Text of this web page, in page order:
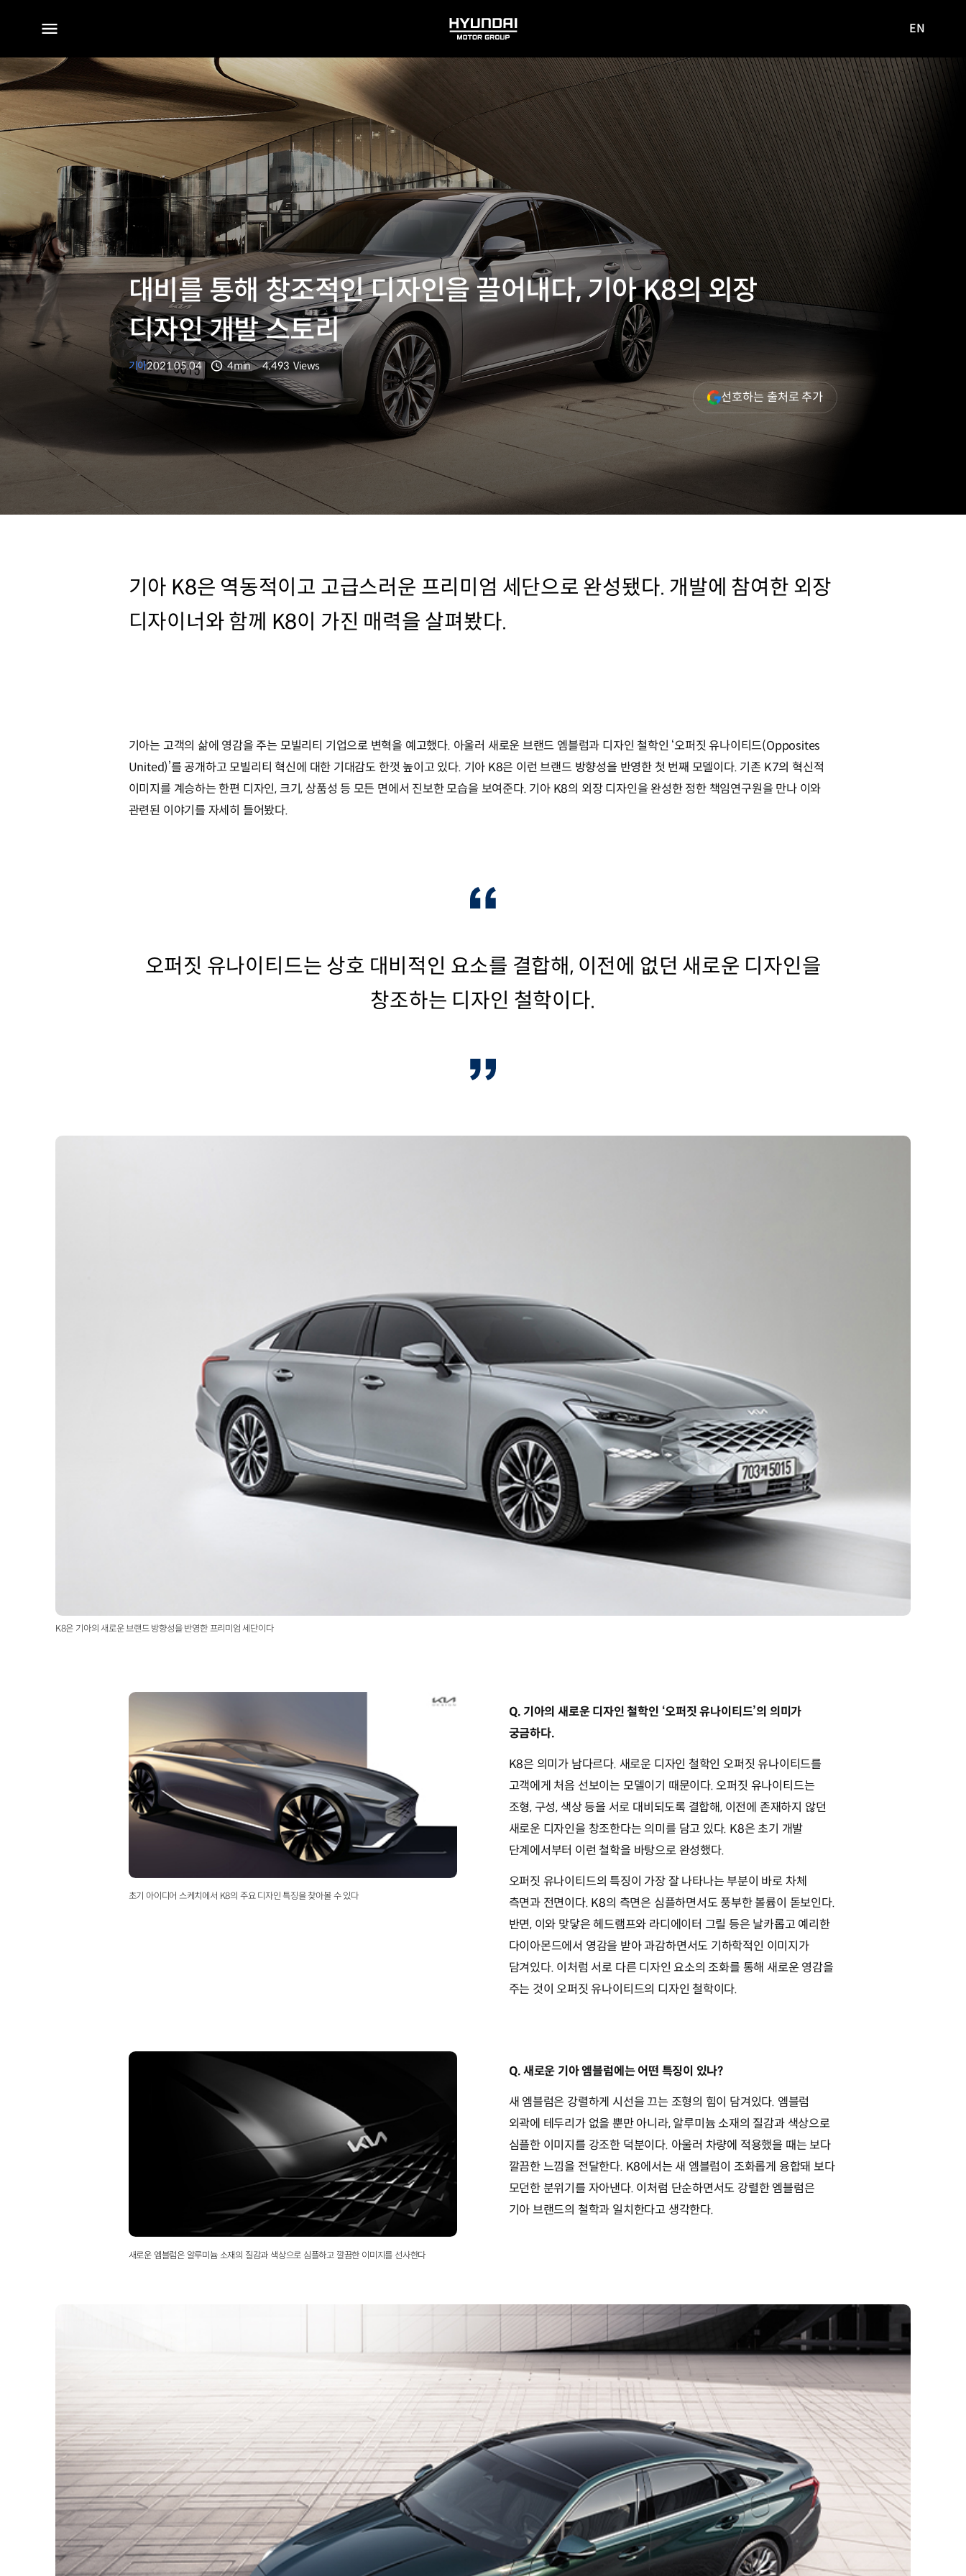
전체
메뉴
HYUNDAI
MOTOR
GROUP
사이트로
이동
EN
대비를 통해 창조적인 디자인을 끌어내다, 기아 K8의 외장
디자인 개발 스토리
기아2021.05.04
분량
4min
조회수
4,493 Views
선호하는 출처로 추가(새
창
기아 K8은 역동적이고 고급스러운 프리미엄 세단으로 완성됐다. 개발에 참여한 외장
디자이너와 함께 K8이 가진 매력을 살펴봤다.
기아는 고객의 삶에 영감을 주는 모빌리티 기업으로 변혁을 예고했다. 아울러 새로운 브랜드 엠블럼과 디자인 철학인 ‘오퍼짓 유나이티드(Opposites
United)’를 공개하고 모빌리티 혁신에 대한 기대감도 한껏 높이고 있다. 기아 K8은 이런 브랜드 방향성을 반영한 첫 번째 모델이다. 기존 K7의 혁신적
이미지를 계승하는 한편 디자인, 크기, 상품성 등 모든 면에서 진보한 모습을 보여준다. 기아 K8의 외장 디자인을 완성한 정한 책임연구원을 만나 이와
관련된 이야기를 자세히 들어봤다.
오퍼짓 유나이티드는 상호 대비적인 요소를 결합해, 이전에 없던 새로운 디자인을
창조하는 디자인 철학이다.
K8은 기아의 새로운 브랜드 방향성을 반영한 프리미엄 세단이다
초기 아이디어 스케치에서 K8의 주요 디자인 특징을 찾아볼 수 있다
Q. 기아의 새로운 디자인 철학인 ‘오퍼짓 유나이티드’의 의미가
궁금하다.
K8은 의미가 남다르다. 새로운 디자인 철학인 오퍼짓 유나이티드를
고객에게 처음 선보이는 모델이기 때문이다. 오퍼짓 유나이티드는
조형, 구성, 색상 등을 서로 대비되도록 결합해, 이전에 존재하지 않던
새로운 디자인을 창조한다는 의미를 담고 있다. K8은 초기 개발
단계에서부터 이런 철학을 바탕으로 완성했다.
오퍼짓 유나이티드의 특징이 가장 잘 나타나는 부분이 바로 차체
측면과 전면이다. K8의 측면은 심플하면서도 풍부한 볼륨이 돋보인다.
반면, 이와 맞닿은 헤드램프와 라디에이터 그릴 등은 날카롭고 예리한
다이아몬드에서 영감을 받아 과감하면서도 기하학적인 이미지가
담겨있다. 이처럼 서로 다른 디자인 요소의 조화를 통해 새로운 영감을
주는 것이 오퍼짓 유나이티드의 디자인 철학이다.
새로운 엠블럼은 알루미늄 소재의 질감과 색상으로 심플하고 깔끔한 이미지를 선사한다
Q. 새로운 기아 엠블럼에는 어떤 특징이 있나?
새 엠블럼은 강렬하게 시선을 끄는 조형의 힘이 담겨있다. 엠블럼
외곽에 테두리가 없을 뿐만 아니라, 알루미늄 소재의 질감과 색상으로
심플한 이미지를 강조한 덕분이다. 아울러 차량에 적용했을 때는 보다
깔끔한 느낌을 전달한다. K8에서는 새 엠블럼이 조화롭게 융합돼 보다
모던한 분위기를 자아낸다. 이처럼 단순하면서도 강렬한 엠블럼은
기아 브랜드의 철학과 일치한다고 생각한다.